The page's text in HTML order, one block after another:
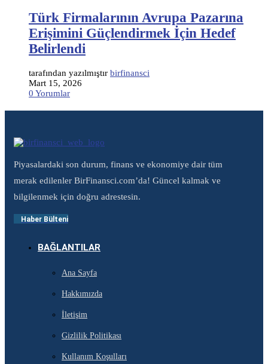
Türk Firmalarının Avrupa Pazarına
Erişimini Güçlendirmek İçin Hedef
Belirlendi
tarafından yazılmıştır birfinansci
Mart 15, 2026
0 Yorumlar
Piyasalardaki son durum, finans ve ekonomiye dair tüm
merak edilenler BirFinansci.com’da! Güncel kalmak ve
bilgilenmek için doğru adrestesin.
Haber Bülteni
BAĞLANTILAR
Ana Sayfa
Hakkımızda
İletişim
Gizlilik Politikası
Kullanım Koşulları